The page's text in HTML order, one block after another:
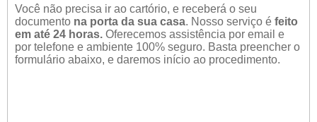
Você não precisa ir ao cartório, e receberá o seu
documento na porta da sua casa. Nosso serviço é feito
em até 24 horas. Oferecemos assistência por email e
por telefone e ambiente 100% seguro. Basta preencher o
formulário abaixo, e daremos início ao procedimento.